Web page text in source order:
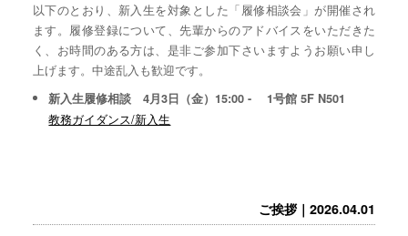
以下のとおり、新入生を対象とした「履修相談会」が開催され
ます。履修登録について、先輩からのアドバイスをいただきた
く、お時間のある方は、是非ご参加下さいますようお願い申し
上げます。中途乱入も歓迎です。
新入生履修相談 4月3日（金）15:00 - 1号館 5F N501
教務ガイダンス/新入生
ご挨拶｜2026.04.01